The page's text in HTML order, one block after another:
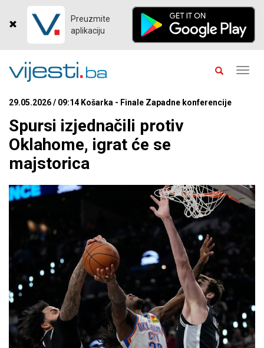
Preuzmite
aplikaciju
29.05.2026 / 09:14 Košarka - Finale Zapadne konferencije
Spursi izjednačili protiv
Oklahome, igrat će se
majstorica